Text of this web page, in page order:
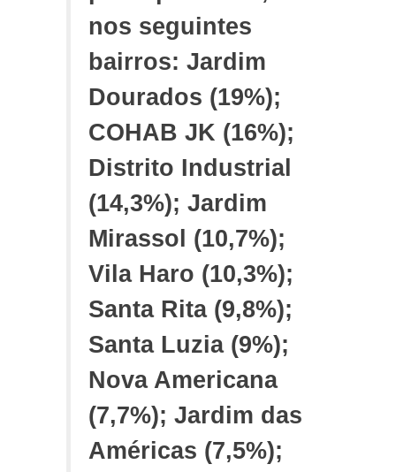
nos seguintes
bairros: Jardim
Dourados (19%);
COHAB JK (16%);
Distrito Industrial
(14,3%); Jardim
Mirassol (10,7%);
Vila Haro (10,3%);
Santa Rita (9,8%);
Santa Luzia (9%);
Nova Americana
(7,7%); Jardim das
Américas (7,5%);